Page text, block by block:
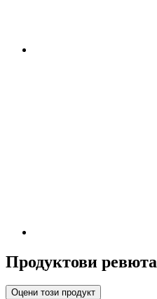
Продуктови ревюта
Оцени този продукт